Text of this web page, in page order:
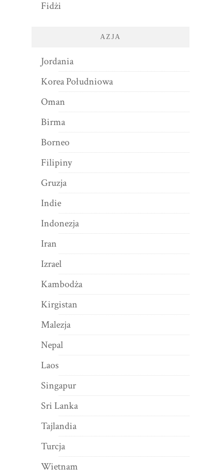
Fidżi
AZJA
Jordania
Korea Południowa
Oman
Birma
Borneo
Filipiny
Gruzja
Indie
Indonezja
Iran
Izrael
Kambodża
Kirgistan
Malezja
Nepal
Laos
Singapur
Sri Lanka
Tajlandia
Turcja
Wietnam